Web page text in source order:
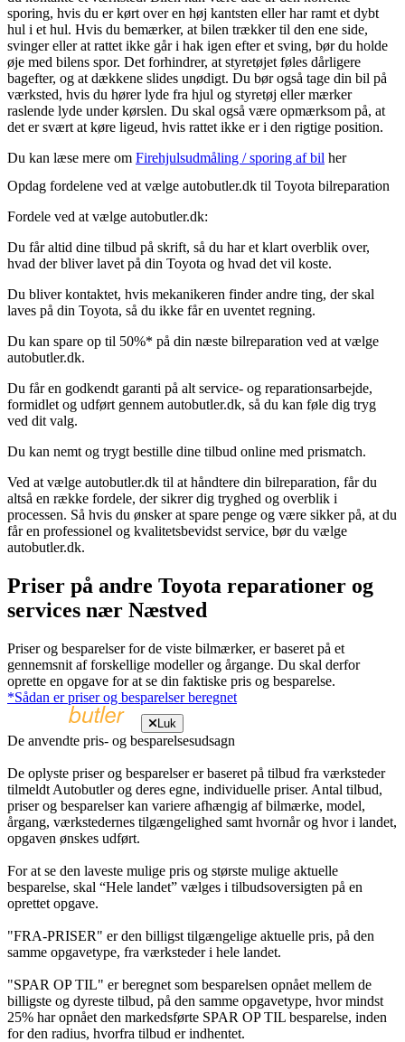
sporing, hvis du er kørt over en høj kantsten eller har ramt et dybt
hul i et hul. Hvis du bemærker, at bilen trækker til den ene side,
svinger eller at rattet ikke går i hak igen efter et sving, bør du holde
øje med bilens spor. Det forhindrer, at styretøjet føles dårligere
bagefter, og at dækkene slides unødigt. Du bør også tage din bil på
værksted, hvis du hører lyde fra hjul og styretøj eller mærker
raslende lyde under kørslen. Du skal også være opmærksom på, at
det er svært at køre ligeud, hvis rattet ikke er i den rigtige position.
Du kan læse mere om Firehjulsudmåling / sporing af bil her
Opdag fordelene ved at vælge autobutler.dk til Toyota bilreparation
Fordele ved at vælge autobutler.dk:
Du får altid dine tilbud på skrift, så du har et klart overblik over,
hvad der bliver lavet på din Toyota og hvad det vil koste.
Du bliver kontaktet, hvis mekanikeren finder andre ting, der skal
laves på din Toyota, så du ikke får en uventet regning.
Du kan spare op til 50%* på din næste bilreparation ved at vælge
autobutler.dk.
Du får en godkendt garanti på alt service- og reparationsarbejde,
formidlet og udført gennem autobutler.dk, så du kan føle dig tryg
ved dit valg.
Du kan nemt og trygt bestille dine tilbud online med prismatch.
Ved at vælge autobutler.dk til at håndtere din bilreparation, får du
altså en række fordele, der sikrer dig tryghed og overblik i
processen. Så hvis du ønsker at spare penge og være sikker på, at du
får en professionel og kvalitetsbevidst service, bør du vælge
autobutler.dk.
Priser på andre Toyota reparationer og
services nær Næstved
Priser og besparelser for de viste bilmærker, er baseret på et
gennemsnit af forskellige modeller og årgange. Du skal derfor
oprette en opgave for at se din faktiske pris og besparelse.
*Sådan er priser og besparelser beregnet
Luk
De anvendte pris- og besparelsesudsagn
De oplyste priser og besparelser er baseret på tilbud fra værksteder
tilmeldt Autobutler og deres egne, individuelle priser. Antal tilbud,
priser og besparelser kan variere afhængig af bilmærke, model,
årgang, værkstedernes tilgængelighed samt hvornår og hvor i landet,
opgaven ønskes udført.
For at se den laveste mulige pris og største mulige aktuelle
besparelse, skal “Hele landet” vælges i tilbudsoversigten på en
oprettet opgave.
"FRA-PRISER" er den billigst tilgængelige aktuelle pris, på den
samme opgavetype, fra værksteder i hele landet.
"SPAR OP TIL" er beregnet som besparelsen opnået mellem de
billigste og dyreste tilbud, på den samme opgavetype, hvor mindst
25% har opnået den markedsførte SPAR OP TIL besparelse, inden
for den radius, hvorfra tilbud er indhentet.